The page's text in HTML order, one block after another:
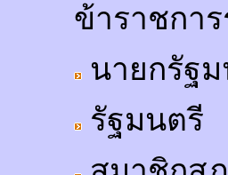
ข้าราชกา
นายกรัฐ
รัฐมนตรี